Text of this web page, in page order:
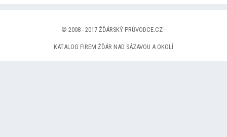
© 2008 - 2017 ŽĎÁRSKÝ PRŮVODCE.CZ ·
KATALOG FIREM ŽĎÁR NAD SÁZAVOU A OKOLÍ